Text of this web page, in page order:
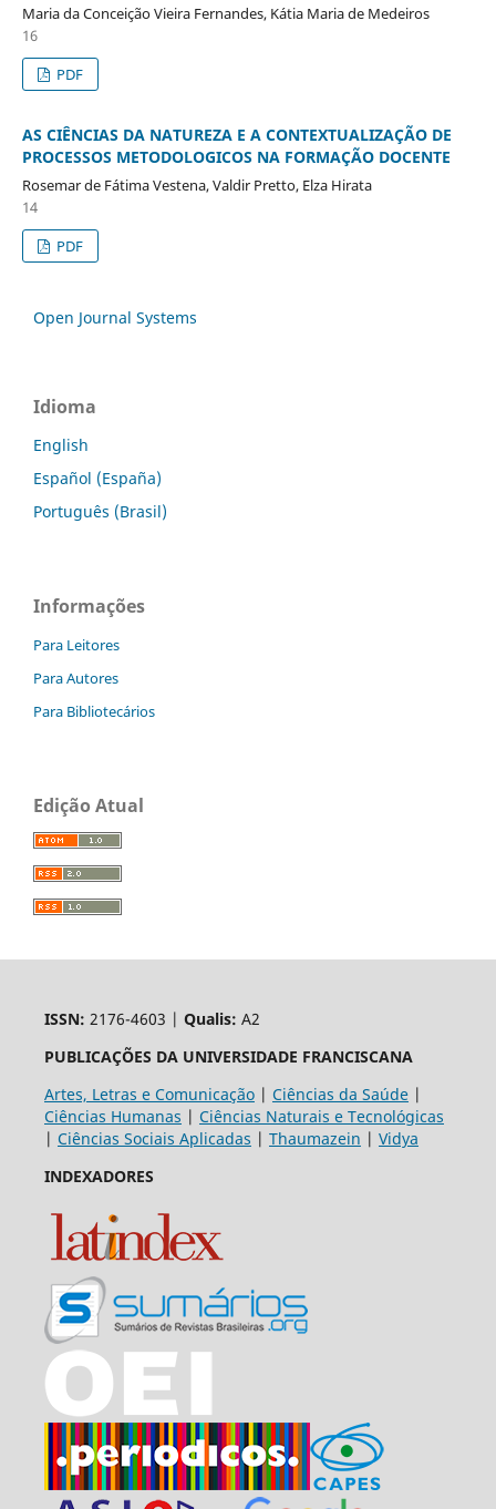
Maria da Conceição Vieira Fernandes, Kátia Maria de Medeiros
16
PDF
AS CIÊNCIAS DA NATUREZA E A CONTEXTUALIZAÇÃO DE
PROCESSOS METODOLOGICOS NA FORMAÇÃO DOCENTE
Rosemar de Fátima Vestena, Valdir Pretto, Elza Hirata
14
PDF
Open Journal Systems
Idioma
English
Español (España)
Português (Brasil)
Informações
Para Leitores
Para Autores
Para Bibliotecários
Edição Atual
ISSN: 2176-4603 | Qualis: A2
PUBLICAÇÕES DA UNIVERSIDADE FRANCISCANA
Artes, Letras e Comunicação| Ciências da Saúde|
Ciências Humanas | Ciências Naturais e Tecnológicas
| Ciências Sociais Aplicadas | Thaumazein | Vidya
INDEXADORES